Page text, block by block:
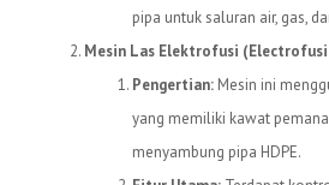
pipa untuk saluran air, gas,
Mesin Las Elektrofusi
Pengertian: Mesin ini
yang memiliki kawat
menyambung pipa HDPE.